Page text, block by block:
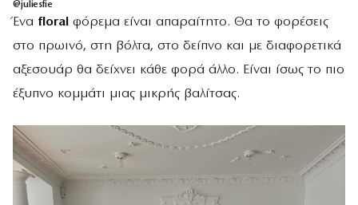
@juliesfie
Ένα floral φόρεμα είναι απαραίτητο. Θα το φορέσεις
στο πρωινό, στη βόλτα, στο δείπνο και με διαφορετικά
αξεσουάρ θα δείχνει κάθε φορά άλλο. Είναι ίσως το πιο
έξυπνο κομμάτι μιας μικρής βαλίτσας.